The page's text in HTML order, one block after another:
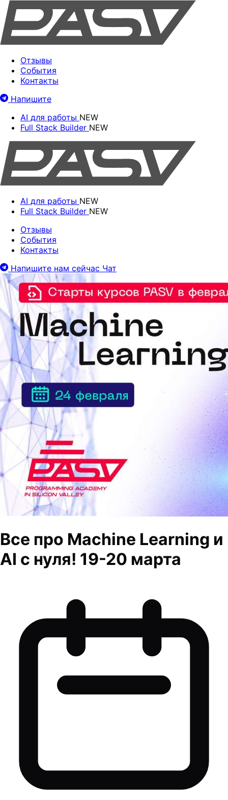
Отзывы
События
Контакты
Напишите
AI для работы NEW
Full Stack Builder NEW
AI для работы NEW
Full Stack Builder NEW
Отзывы
События
Контакты
Напишите нам сейчас Чат
Все про Machine Learning и
AI с нуля! 19-20 марта